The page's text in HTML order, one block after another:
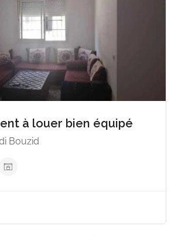
à louer bien équipé
Bouzid